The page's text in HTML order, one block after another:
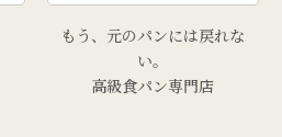
もう、元のパンには戻れな
い。
高級食パン専門店